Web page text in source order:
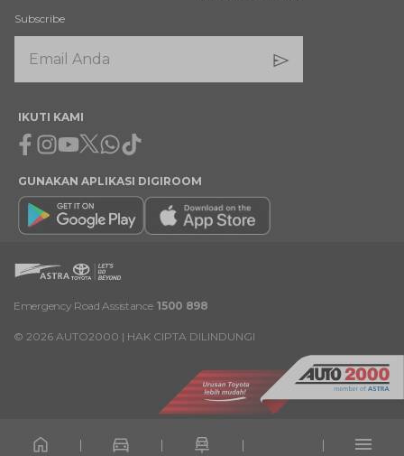
Subscribe
IKUTI KAMI
Facebook
Instagram
Youtube
X Whatsapp
Tiktok
GUNAKAN APLIKASI DIGIROOM
Emergency Road Assistance 1500 898
© 2026 AUTO2000 | HAK CIPTA DILINDUNGI